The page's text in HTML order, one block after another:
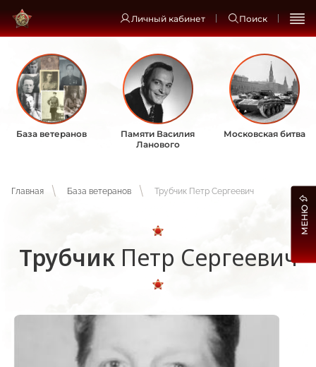
Личный кабинет Поиск
База ветеранов
Памяти Василия
Ланового
Московская битва
Главная База ветеранов Трубчик Петр Сергеевич
Трубчик Петр Сергеевич
МЕНЮ